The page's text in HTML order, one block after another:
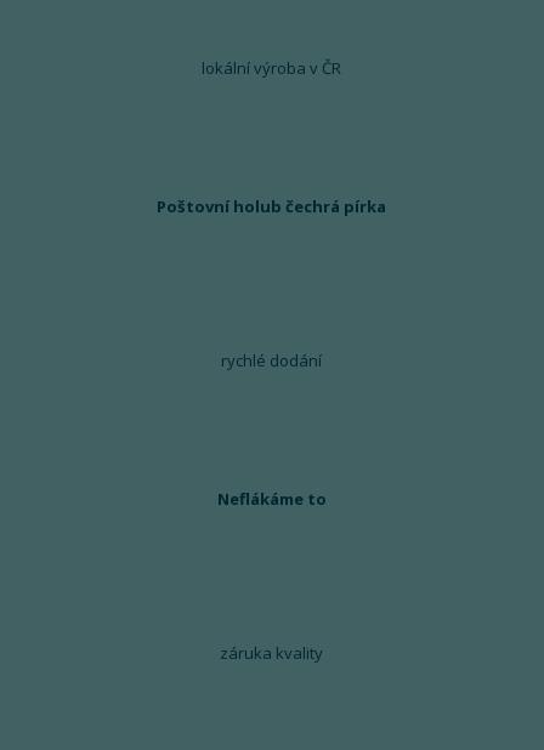
lokální výroba v ČR
Poštovní holub čechrá pírka
rychlé dodání
Neflákáme to
záruka kvality